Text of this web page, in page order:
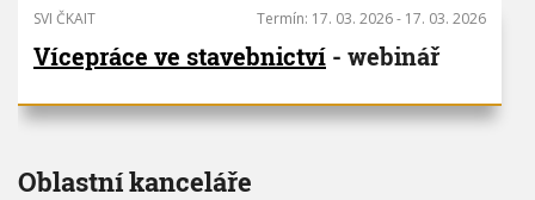
V
I
A
C
SVI ČKAIT Termín: 17. 03. 2026- 17. 03. 2026
Vícepráce ve stavebnictví - webinář
Oblastní kanceláře